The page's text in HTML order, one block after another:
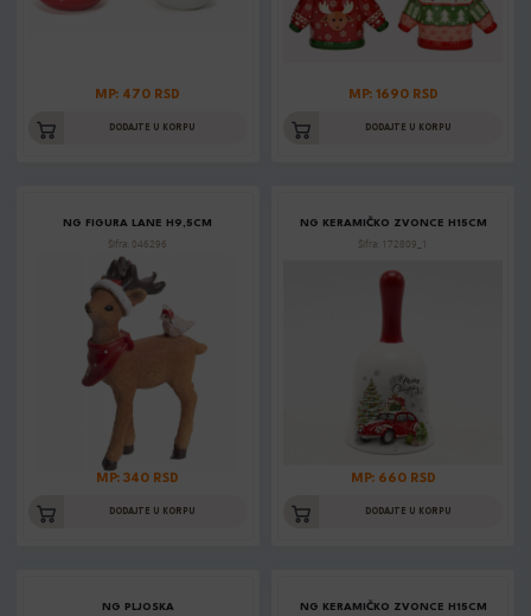
MP: 470 RSD
DODAJTE U KORPU
MP: 1690 RSD
DODAJTE U KORPU
NG FIGURA LANE H9,5CM
Šifra: 046296
MP: 340 RSD
DODAJTE U KORPU
NG KERAMIČKO ZVONCE H15CM
Šifra: 172809_1
MP: 660 RSD
DODAJTE U KORPU
NG PLJOSKA NG KERAMIČKO ZVONCE H15CM